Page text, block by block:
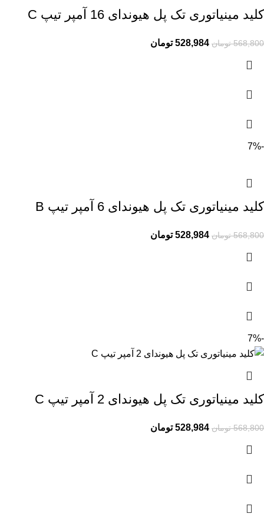
کلید مینیاتوری تک پل هیوندای 16 آمپر تیپ C
568,800 تومان 528,984 تومان
-7%
کلید مینیاتوری تک پل هیوندای 6 آمپر تیپ B
568,800 تومان 528,984 تومان
-7%
کلید مینیاتوری تک پل هیوندای 2 آمپر تیپ C
568,800 تومان 528,984 تومان